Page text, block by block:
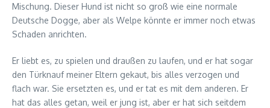
Mischung. Dieser Hund ist nicht so groß wie eine normale
Deutsche Dogge, aber als Welpe könnte er immer noch etwas
Schaden anrichten.
Er liebt es, zu spielen und draußen zu laufen, und er hat sogar
den Türknauf meiner Eltern gekaut, bis alles verzogen und
flach war. Sie ersetzten es, und er tat es mit dem anderen. Er
hat das alles getan, weil er jung ist, aber er hat sich seitdem